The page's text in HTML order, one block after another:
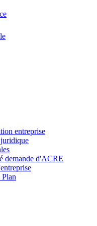
entreprise
demande d'ACRE